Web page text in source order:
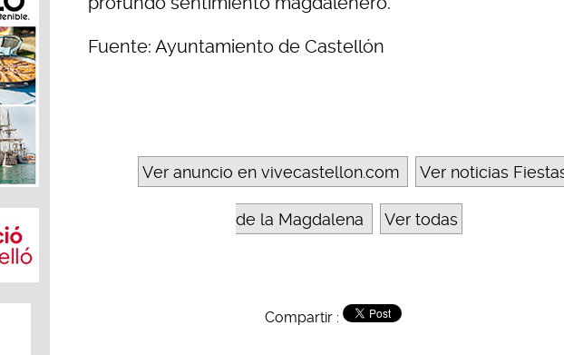
Fuente: Ayuntamiento de Castellón
Ver anuncio en vivecastellon.com Ver noticias
de la Magdalena Ver todas
Compartir :